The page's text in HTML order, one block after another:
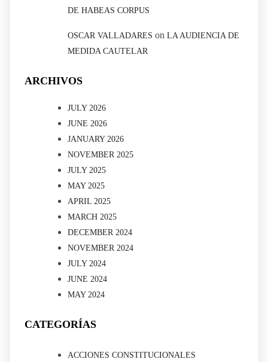
DE HABEAS CORPUS
OSCAR VALLADARES on LA AUDIENCIA DE
MEDIDA CAUTELAR
ARCHIVOS
JULY 2026
JUNE 2026
JANUARY 2026
NOVEMBER 2025
JULY 2025
MAY 2025
APRIL 2025
MARCH 2025
DECEMBER 2024
NOVEMBER 2024
JULY 2024
JUNE 2024
MAY 2024
CATEGORÍAS
ACCIONES CONSTITUCIONALES